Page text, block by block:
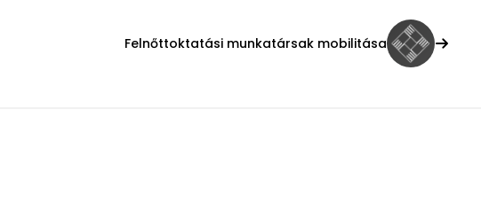
Felnőttoktatási munkatársak mobilitása